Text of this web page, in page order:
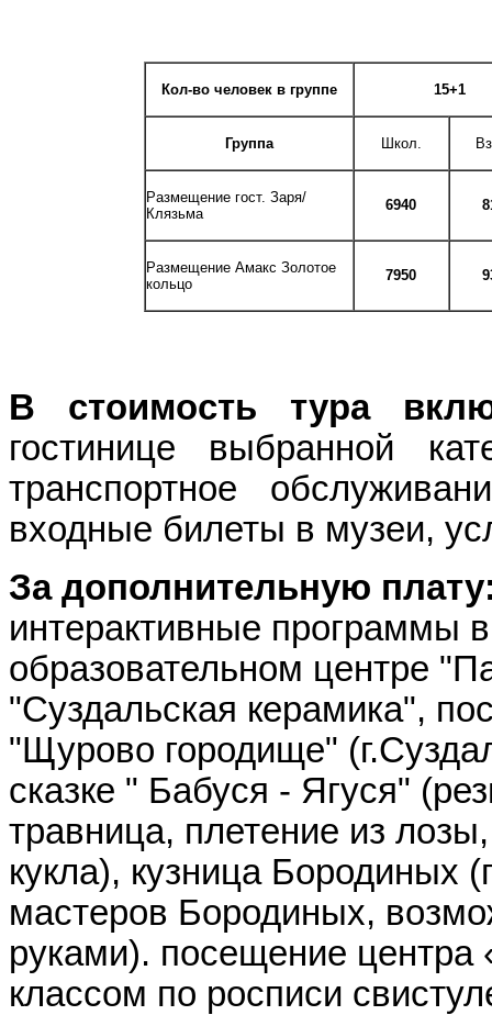
Кол-во человек в группе 15+1
Группа Школ.
Размещение гост. Заря/
Клязьма
6940
Размещение Амакс Золотое
кольцо
7950
В стоимость тура
гостинице выбранной
транспортное
входные билеты в музеи,
За дополнительную
интерактивные программы
образовательном центре
"Суздальская керамика",
"Щурово городище"
сказке " Бабуся - Ягуся"
травница, плетение из
кукла), кузница Бородиных
мастеров Бородиных,
руками). посещение
классом по росписи